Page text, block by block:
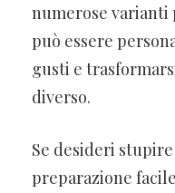
numerose varianti
può essere
gusti e
diverso.
Se desideri
preparazione